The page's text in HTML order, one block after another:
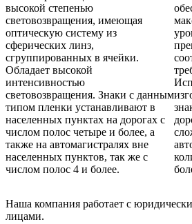
высокой степенью
световозвращения, имеющая
оптическую систему из
сферических линз,
сгруппированных в ячейки.
Обладает высокой
интенсивностью
световозвращения. Знаки с данным
типом пленки устанавливают в
населенных пунктах на дорогах с
числом полос четыре и более, а
также на автомагистралях вне
населенных пунктов, так же с
числом полос 4 и более.
Наша компания работает с
лицами.